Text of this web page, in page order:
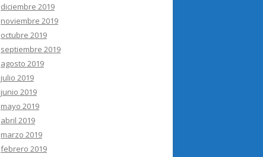
diciembre 2019
noviembre 2019
octubre 2019
septiembre 2019
agosto 2019
julio 2019
junio 2019
mayo 2019
abril 2019
marzo 2019
febrero 2019